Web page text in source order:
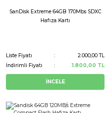
SanDisk Extreme 64GB 170Mbs SDXC
Hafıza Kartı
Liste Fiyatı
2.000,00 TL
İndirimli Fiyatı
1.800,00 TL
İNCELE